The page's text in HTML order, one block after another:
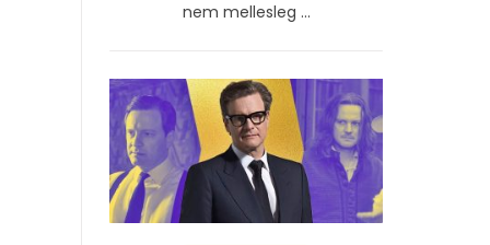
nem mellesleg ...